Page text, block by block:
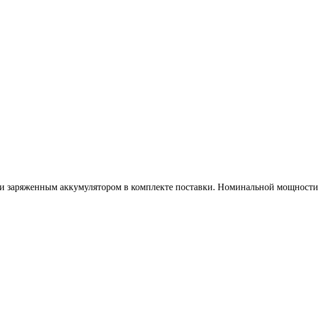
заряженным аккумулятором в комплекте поставки. Номинальной мощности